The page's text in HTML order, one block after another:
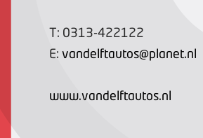
T: 0313-422122
E: vandelftautos@planet.nl
www.vandelftautos.nl